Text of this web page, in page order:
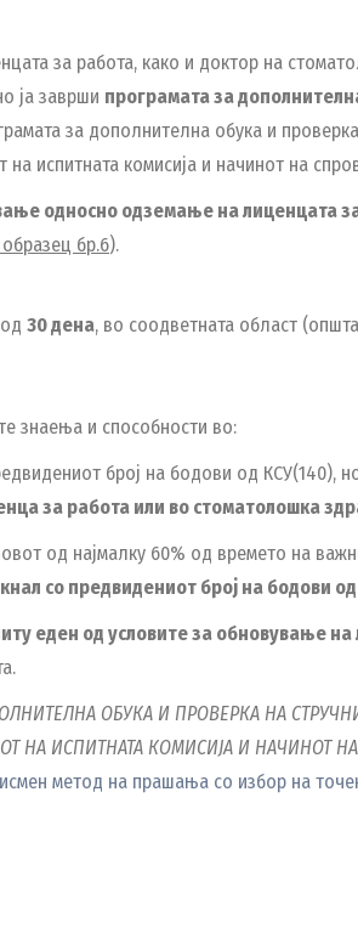
за работа, како и доктор на
ја заврши програмата за
за дополнителна обука и
испитната комисија и начинот на
односно одземање на лиценцата
образец бр.6).
30 дена, во соодветната област
знаења и способности во:
број на бодови од КСУ(140),
за работа или во стоматолошка
од најмалку 60% од времето на
со предвидениот број на бодови
еден од условите за обновување
ОБУКА И ПРОВЕРКА НА
НА ИСПИТНАТА КОМИСИЈА И НАЧИНОТ
метод на прашања со избор на